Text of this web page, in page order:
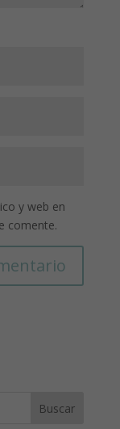
y web en
comente.